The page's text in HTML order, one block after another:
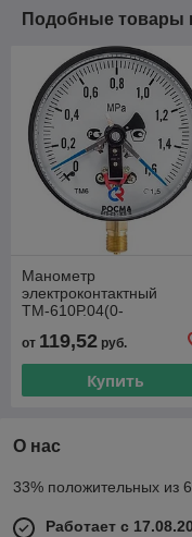
Подобные товары
Манометр
электроконтактный
ТМ-610Р.04(0-
от 119,52 руб.
Купить
О нас
33% положительных из
Работает с